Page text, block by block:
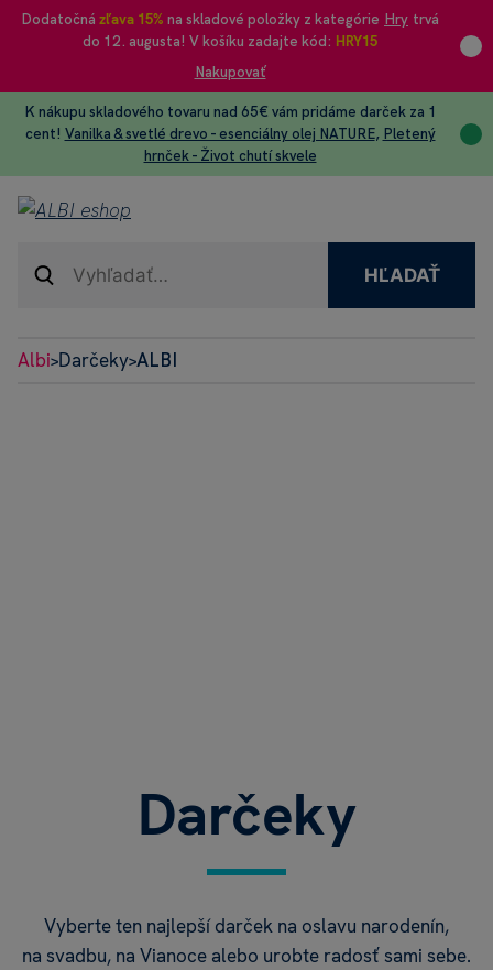
Dodatočná zľava 15% na skladové položky z kategórie Hry trvá
do 12. augusta! V košíku zadajte kód: HRY15
Nakupovať
K nákupu skladového tovaru nad 65€ vám pridáme darček za 1
cent! Vanilka & svetlé drevo - esenciálny olej NATURE, Pletený
hrnček - Život chutí skvele
HĽADAŤ
Albi>Darčeky>ALBI
Darčeky
Vyberte ten najlepší darček na oslavu narodenín,
na svadbu, na Vianoce alebo urobte radosť sami sebe.